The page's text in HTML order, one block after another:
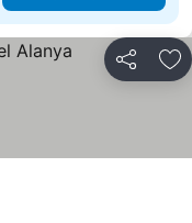
Distribuiți